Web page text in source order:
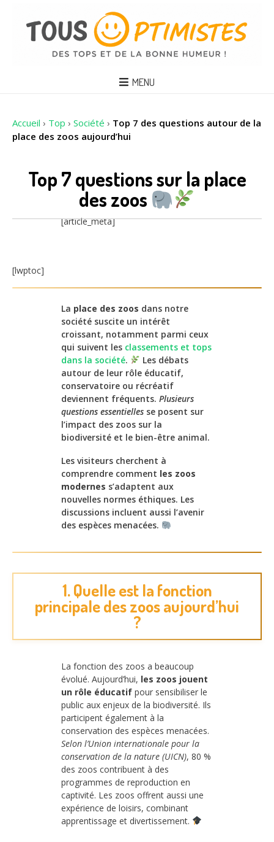
MENU
Accueil › Top › Société › Top 7 des questions autour de la
place des zoos aujourd’hui
Top 7 questions sur la place
des zoos
[article_meta]
[lwptoc]
La place des zoos dans notre
société suscite un intérêt
croissant, notamment parmi ceux
qui suivent les classements et tops
dans la société.
Les débats
autour de leur rôle éducatif,
conservatoire ou récréatif
deviennent fréquents. Plusieurs
questions essentielles se posent sur
l’impact des zoos sur la
biodiversité et le bien-être animal.
Les visiteurs cherchent à
comprendre comment les zoos
modernes s’adaptent aux
nouvelles normes éthiques. Les
discussions incluent aussi l’avenir
des espèces menacées.
1. Quelle est la fonction
principale des zoos aujourd’hui
?
La fonction des zoos a beaucoup
évolué. Aujourd’hui, les zoos jouent
un rôle éducatif pour sensibiliser le
public aux enjeux de la biodiversité. Ils
participent également à la
conservation des espèces menacées.
Selon l’Union internationale pour la
conservation de la nature (UICN), 80 %
des zoos contribuent à des
programmes de reproduction en
captivité. Les zoos offrent aussi une
expérience de loisirs, combinant
apprentissage et divertissement.